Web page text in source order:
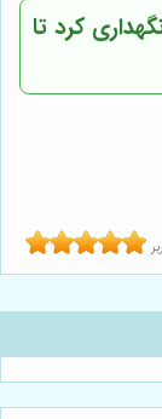
کرد تا